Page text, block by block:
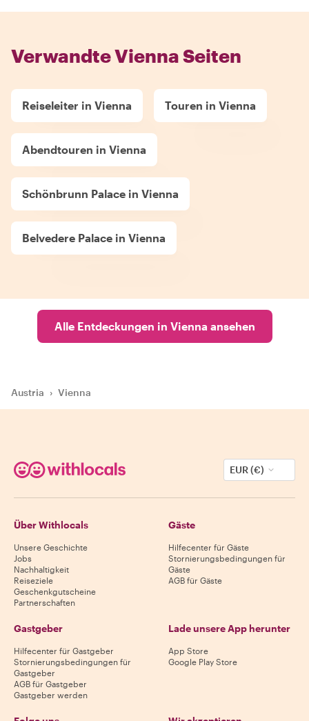
Verwandte Vienna Seiten
Reiseleiter in Vienna Touren in Vienna
Abendtouren in Vienna
Schönbrunn Palace in Vienna
Belvedere Palace in Vienna
Alle Entdeckungen in Vienna ansehen
Austria › Vienna
EUR (€)
Über Withlocals
Unsere Geschichte
Jobs
Nachhaltigkeit
Reiseziele
Geschenkgutscheine
Partnerschaften
Gäste
Hilfecenter für Gäste
Stornierungsbedingungen für
Gäste
AGB für Gäste
Gastgeber
Hilfecenter für Gastgeber
Stornierungsbedingungen für
Gastgeber
AGB für Gastgeber
Gastgeber werden
Lade unsere App herunter
App Store
Google Play Store